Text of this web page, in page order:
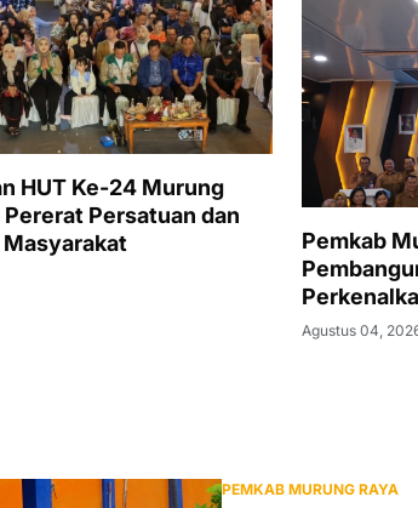
HUT Ke-24 Murung
Pererat Persatuan dan
Pemkab
Agustus 04,
PEMKAB MURUNG RAYA